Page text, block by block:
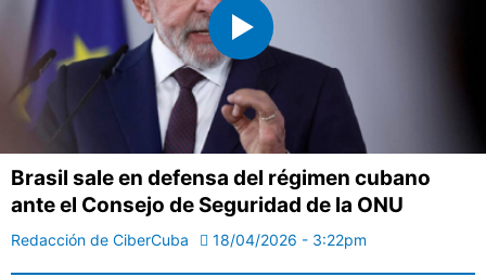
Brasil sale en defensa del régimen cubano
ante el Consejo de Seguridad de la ONU
Redacción de CiberCuba 18/04/2026 - 3:22pm